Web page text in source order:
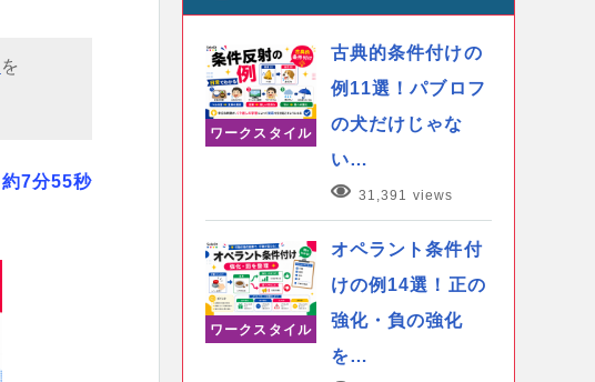
を
約7分55秒
ワークスタイル
古典的条件付けの
例11選！パブロフ
の犬だけじゃな
い…
31,391 views
ワークスタイル
オペラント条件付
けの例14選！正の
強化・負の強化
を…